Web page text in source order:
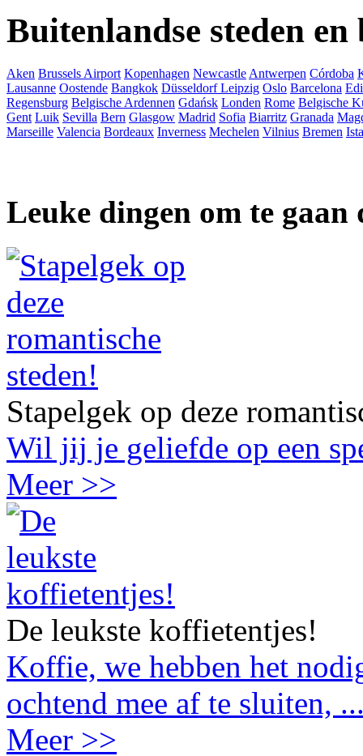
Buitenlandse steden en
Aken Brussels Airport Kopenhagen Newcastle Antwerpen Córdoba
Lausanne Oostende Bangkok DüsseldorfLeipzig Oslo Barcelona
Regensburg Belgische Ardennen Gdańsk Londen Rome Belgische
Gent Luik Sevilla Bern Glasgow Madrid Sofia Biarritz Granada
Marseille Valencia Bordeaux Inverness Mechelen Vilnius Bremen
Leuke dingen om te gaan
Stapelgek op deze
Wil jij je geliefde op een
Meer >>
De leukste koffietentjes!
Koffie, we hebben het
ochtend mee af te sluiten,
Meer >>